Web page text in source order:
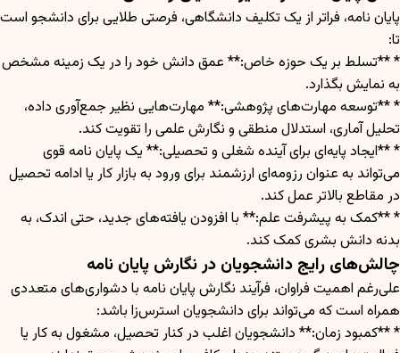
پایان نامه، فراتر از یک تکلیف دانشگاهی، فرصتی طلایی برای دانشجو است
تا:
* **تسلط بر یک حوزه خاص:** عمق دانش خود را در یک زمینه مشخص
به نمایش بگذارد.
* **توسعه مهارت‌های پژوهشی:** مهارت‌هایی نظیر جمع‌آوری داده،
تحلیل آماری، استدلال منطقی و نگارش علمی را تقویت کند.
* **ایجاد پایه‌ای برای آینده شغلی و تحصیلی:** یک پایان نامه قوی
می‌تواند به عنوان رزومه‌ای ارزشمند برای ورود به بازار کار یا ادامه تحصیل
در مقاطع بالاتر عمل کند.
* **کمک به پیشرفت علم:** با افزودن یافته‌های جدید، حتی اندک، به
بدنه دانش بشری کمک کند.
چالش‌های رایج دانشجویان در نگارش پایان نامه
علی‌رغم اهمیت فراوان، فرآیند نگارش پایان نامه با دشواری‌های متعددی
همراه است که می‌تواند برای دانشجویان استرس‌زا باشد:
* **کمبود زمان:** دانشجویان اغلب در کنار تحصیل، مشغول به کار یا